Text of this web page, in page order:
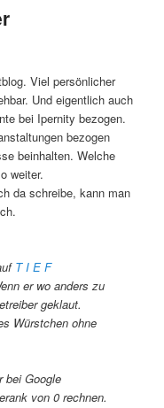
Viel persönlicher
Und eigentlich auch
bei Ipernity bezogen.
bezogen
beinhalten. Welche
weiter.
da schreibe, kann man
T I E F
er wo anders zu
geklaut.
Würstchen ohne
bei Google
von 0 rechnen.